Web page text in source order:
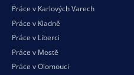
Práce v Karlových Varech
Práce v Kladně
Práce v Liberci
Práce v Mostě
Práce v Olomouci